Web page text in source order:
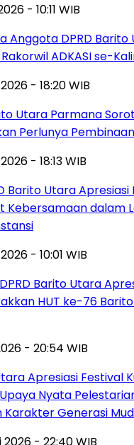
- 10:11 WIB
Anggota DPRD Barito
ADKASI se-
- 18:20 WIB
Utara Parmana
Perlunya
- 18:13 WIB
Barito Utara
Kebersamaan dalam
- 10:01 WIB
Barito Utara
HUT ke-76
- 20:54 WIB
Apresiasi Festival
Nyata
Generasi
2026 - 22:40 WIB